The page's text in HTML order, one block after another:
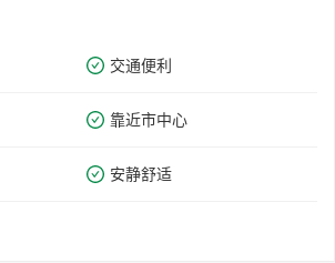
交通便利
靠近市中心
安静舒适